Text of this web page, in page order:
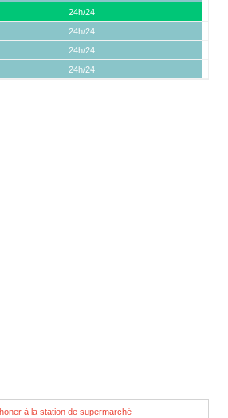
24h/24
24h/24
24h/24
24h/24
à la station de supermarché